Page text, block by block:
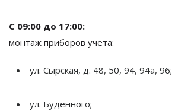
С 09:00 до 17:00:
монтаж приборов учета:
ул. Сырская, д. 48, 50, 94, 94а, 96;
ул. Буденного;